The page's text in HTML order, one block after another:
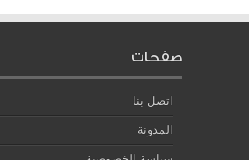
صفحات
اتصل بنا
المدونة